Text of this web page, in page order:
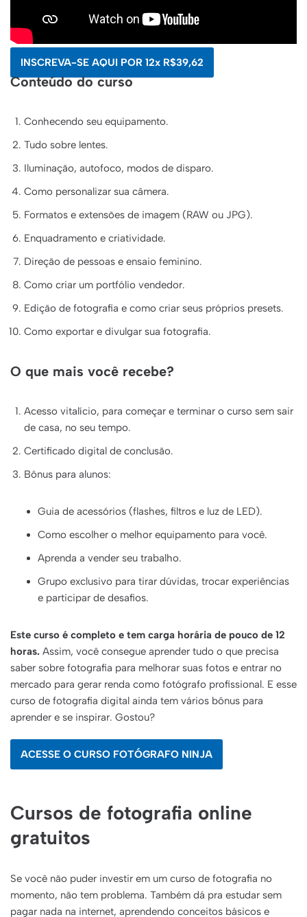
INSCREVA-SE AQUI POR 12x R$39,62
Conteúdo do curso
Conhecendo seu equipamento.
Tudo sobre lentes.
Iluminação, autofoco, modos de disparo.
Como personalizar sua câmera.
Formatos e extensões de imagem (RAW ou JPG).
Enquadramento e criatividade.
Direção de pessoas e ensaio feminino.
Como criar um portfólio vendedor.
Edição de fotografia e como criar seus próprios presets.
Como exportar e divulgar sua fotografia.
O que mais você recebe?
Acesso vitalício, para começar e terminar o curso sem sair
de casa, no seu tempo.
Certificado digital de conclusão.
Bônus para alunos:
Guia de acessórios (flashes, filtros e luz de LED).
Como escolher o melhor equipamento para você.
Aprenda a vender seu trabalho.
Grupo exclusivo para tirar dúvidas, trocar experiências
e participar de desafios.
Este curso é completo e tem carga horária de pouco de 12
horas. Assim, você consegue aprender tudo o que precisa
saber sobre fotografia para melhorar suas fotos e entrar no
mercado para gerar renda como fotógrafo profissional. E esse
curso de fotografia digital ainda tem vários bônus para
aprender e se inspirar. Gostou?
ACESSE O CURSO FOTÓGRAFO NINJA
Cursos de fotografia online
gratuitos
Se você não puder investir em um curso de fotografia no
momento, não tem problema. Também dá pra estudar sem
pagar nada na internet, aprendendo conceitos básicos e